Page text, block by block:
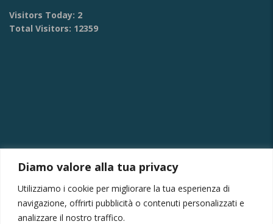
Diamo valore alla tua privacy
Utilizziamo i cookie per migliorare la tua esperienza di
navigazione, offrirti pubblicità o contenuti personalizzati e
analizzare il nostro traffico.
Visitors Today: 2
Total Visitors: 12359
Via Provinciale Montagna Spaccata 228/H Napoli
Raffaele +39 3282694809